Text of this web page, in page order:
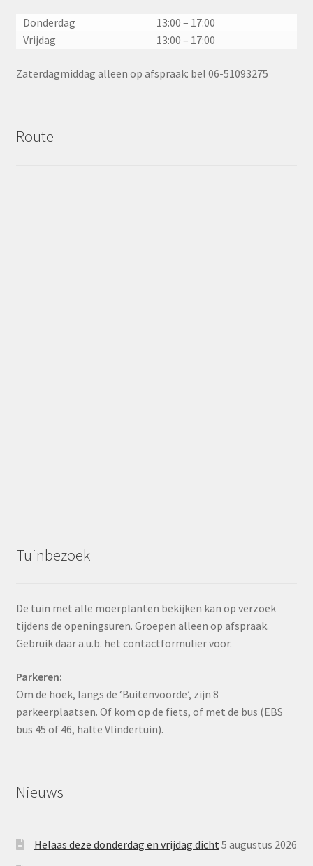
Donderdag
13:00 – 17:00
Vrijdag
13:00 – 17:00
Zaterdagmiddag alleen op afspraak: bel 06-51093275
Route
Tuinbezoek
De tuin met alle moerplanten bekijken kan op verzoek
tijdens de openingsuren. Groepen alleen op afspraak.
Gebruik daar a.u.b. het contactformulier voor.
Parkeren:
Om de hoek, langs de ‘Buitenvoorde’, zijn 8
parkeerplaatsen. Of kom op de fiets, of met de bus (EBS
bus 45 of 46, halte Vlindertuin).
Nieuws
Helaas deze donderdag en vrijdag dicht 5 augustus 2026